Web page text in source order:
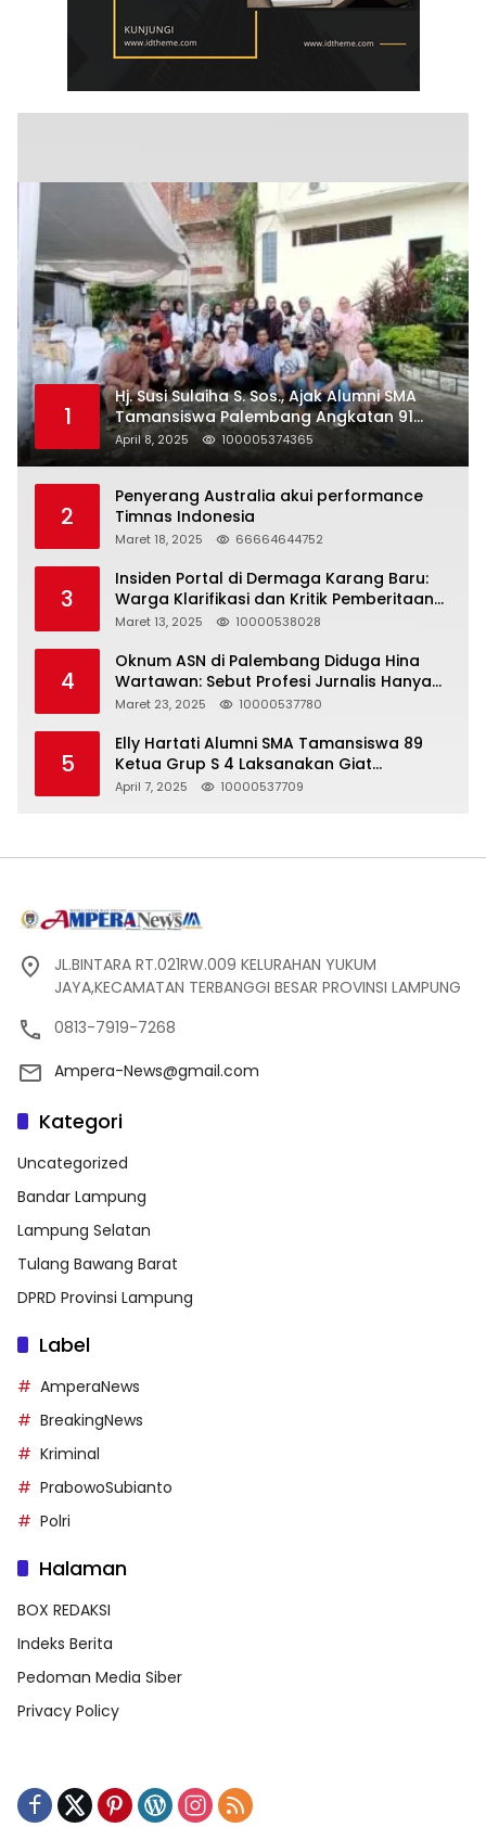
1
Hj. Susi Sulaiha S. Sos., Ajak Alumni SMA
Tamansiswa Palembang Angkatan 91
Halal Bihalal
April 8, 2025 100005374365
2
Penyerang Australia akui performance
Timnas Indonesia
Maret 18, 2025 66664644752
3
Insiden Portal di Dermaga Karang Baru:
Warga Klarifikasi dan Kritik Pemberitaan
yang Tidak Akurat
Maret 13, 2025 10000538028
4
Oknum ASN di Palembang Diduga Hina
Wartawan: Sebut Profesi Jurnalis Hanya
Seharga 2 Liter Bensin, Berujung Dugaan
Maret 23, 2025 10000537780
5
Elly Hartati Alumni SMA Tamansiswa 89
Ketua Grup S 4 Laksanakan Giat
Silaturahmi
April 7, 2025 10000537709
JL.BINTARA RT.021RW.009 KELURAHAN YUKUM
JAYA,KECAMATAN TERBANGGI BESAR PROVINSI LAMPUNG
0813-7919-7268
Ampera-News@gmail.com
Kategori
Uncategorized
Bandar Lampung
Lampung Selatan
Tulang Bawang Barat
DPRD Provinsi Lampung
Label
AmperaNews
BreakingNews
Kriminal
PrabowoSubianto
Polri
Halaman
BOX REDAKSI
Indeks Berita
Pedoman Media Siber
Privacy Policy